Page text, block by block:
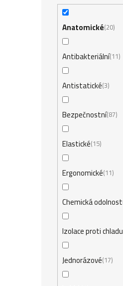
Anatomické 20
Antibakteriální11
Antistatické 3
Bezpečnostní87
Elastické 15
Ergonomické 11
Chemická odolnost
Izolace proti chladu
Jednorázové 17